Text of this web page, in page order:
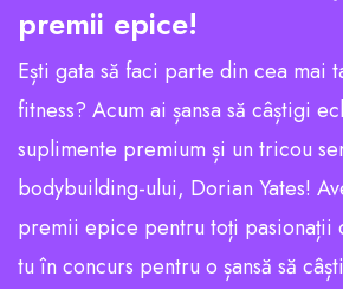
premii epice!
Ești gata să faci parte din cea mai
fitness? Acum ai șansa să câștigi
suplimente premium și un tricou
bodybuilding-ului, Dorian Yates!
premii epice pentru toți pasionații
tu în concurs pentru o șansă să